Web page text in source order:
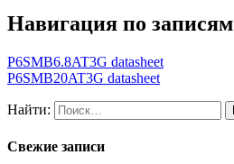
Навигация по записям
P6SMB6.8AT3G datasheet
P6SMB20AT3G datasheet
Найти:
Свежие записи